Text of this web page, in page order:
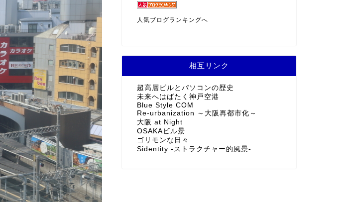
人気ブログランキングへ
相互リンク
超高層ビルとパソコンの歴史
未来へはばたく神戸空港
Blue Style COM
Re-urbanization ～大阪再都市化～
大阪 at Night
OSAKAビル景
ゴリモンな日々
Sidentity -ストラクチャー的風景-